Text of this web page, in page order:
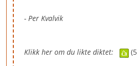
- Per Kvalvik
Klikk her om du likte diktet: